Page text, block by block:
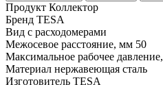
Продукт Коллектор
Бренд TESA
Вид с расходомерами
Межосевое расстояние, мм 50
Максимальное рабочее
Материал нержавеющая сталь
Изготовитель TESA